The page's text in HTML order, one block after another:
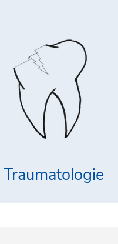
Traumatologie